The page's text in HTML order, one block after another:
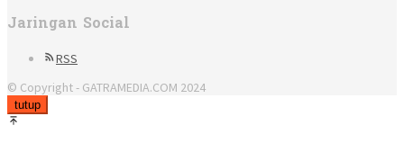
Jaringan Social
RSS
© Copyright - GATRAMEDIA.COM 2024
tutup